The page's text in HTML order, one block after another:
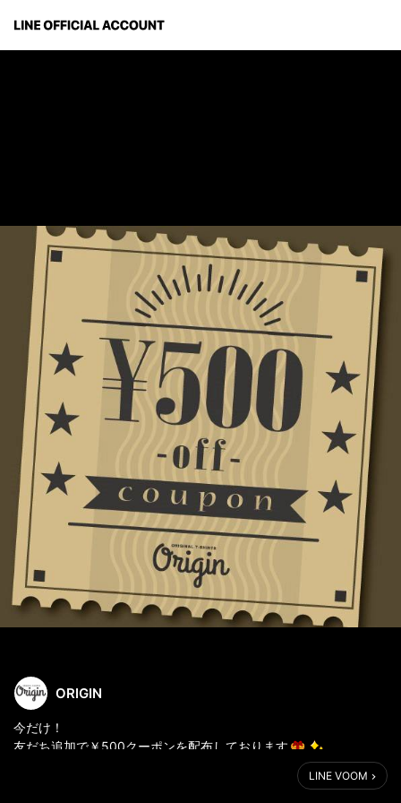
ORIGIN
今だけ！
友だち追加で￥500クーポンを配布しております
これからもお得な情報をいち早くお届けいたします！
是非この機会にオリジンを友だち追加してください。
LINE VOOM